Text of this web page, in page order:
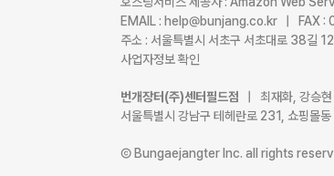
EMAIL : help@bunjang.co.kr |
주소 : 서울특별시 서초구 서초대로 38길
사업자정보 확인
번개장터(주)센터필드점
| 최재화, 강
서울특별시 강남구 테헤란로 231, 쇼핑몰
Ⓒ Bungaejangter Inc. all rights